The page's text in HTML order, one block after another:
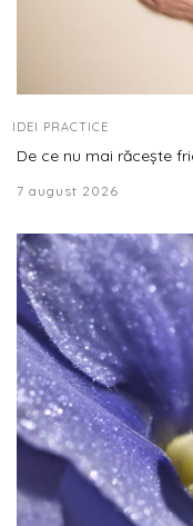
IDEI PRACTICE
De ce nu mai răcește
7 august 2026